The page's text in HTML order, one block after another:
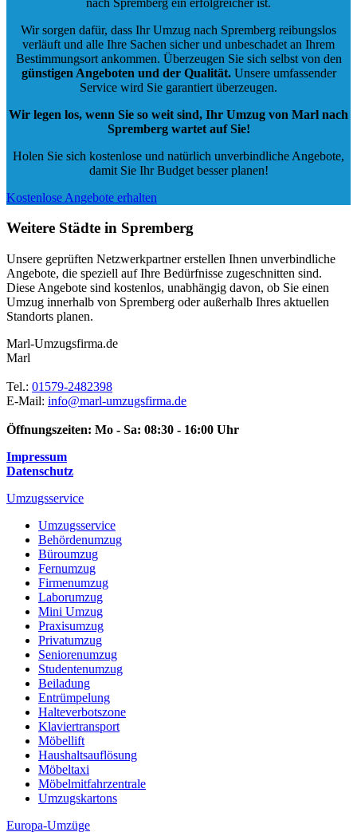
Wir sorgen dafür, dass Ihr Umzug nach Spremberg reibungslos
verläuft und alle Ihre Sachen sicher und unbeschadet an Ihrem
Bestimmungsort ankommen. Überzeugen Sie sich selbst von den
günstigen Angeboten und der Qualität.Unsere umfassender
Service wird Sie garantiert überzeugen.
Wir legen los, wenn Sie so weit sind, Ihr Umzug von Marl nach
Spremberg wartet auf Sie!
Holen Sie sich kostenlose und natürlich unverbindliche Angebote,
damit Sie Ihr Budget besser planen!
Kostenlose Angebote erhalten
Weitere Städte in Spremberg
Unsere geprüften Netzwerkpartner erstellen Ihnen unverbindliche
Angebote, die speziell auf Ihre Bedürfnisse zugeschnitten sind.
Diese Angebote sind kostenlos, unabhängig davon, ob Sie einen
Umzug innerhalb von Spremberg oder außerhalb Ihres aktuellen
Standorts planen.
Marl-Umzugsfirma.de
Marl
Tel.: 01579-2482398
E-Mail: info@marl-umzugsfirma.de
Öffnungszeiten: Mo - Sa: 08:30 - 16:00 Uhr
Impressum
Datenschutz
Umzugsservice
Umzugsservice
Behördenumzug
Büroumzug
Fernumzug
Firmenumzug
Laborumzug
Mini Umzug
Praxisumzug
Privatumzug
Seniorenumzug
Studentenumzug
Beiladung
Entrümpelung
Halteverbotszone
Klaviertransport
Möbellift
Haushaltsauflösung
Möbeltaxi
Möbelmitfahrzentrale
Umzugskartons
Europa-Umzüge